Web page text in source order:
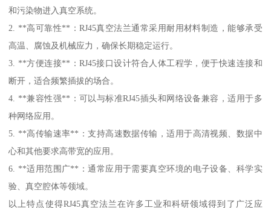
和污染物进入真空系统。
2. **高可靠性**：RJ45真空法兰通常采用耐用材料制造，能够承受
高温、腐蚀及机械应力，确保长期稳定运行。
3. **方便连接**：RJ45接口设计符合人体工程学，便于快速连接和
断开，适合频繁插拔的场合。
4. **兼容性强**：可以与标准RJ45插头和网络设备兼容，适用于多
种网络应用。
5. **高传输速率**：支持高速数据传输，适用于高清视频、数据中
心和其他要求高带宽的应用。
6. **适用范围广**：通常应用于需要真空环境的电子设备、科学实
验、真空腔体等领域。
以上特点使得RJ45真空法兰在许多工业和科研领域得到了广泛应